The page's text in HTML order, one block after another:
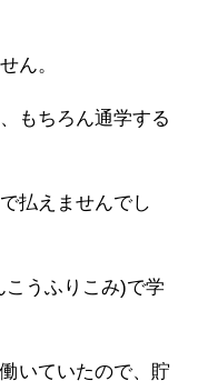
ん。
もちろん通学する
払えませんでし
こうふりこみ)で学
いていたので、貯